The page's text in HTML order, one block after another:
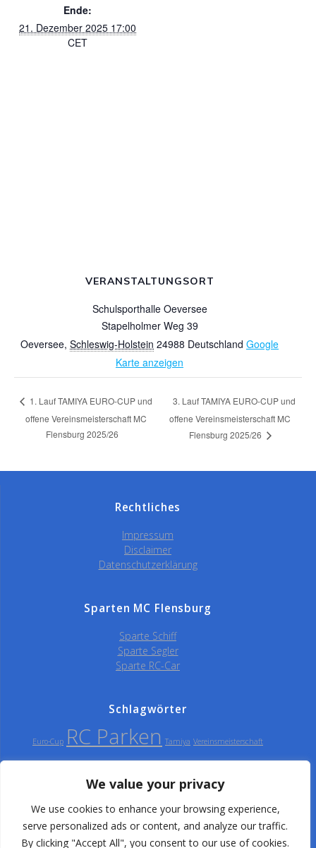
We value your privacy
We use cookies to enhance your browsing experience,
serve personalized ads or content, and analyze our traffic.
By clicking "Accept All", you consent to our use of cookies.
Ende:
21. Dezember 2025 17:00
CET
VERANSTALTUNGSORT
Schulsporthalle Oeversee
Stapelholmer Weg 39
Oeversee, Schleswig-Holstein 24988 Deutschland Google
Karte anzeigen
1. Lauf TAMIYA EURO-CUP und
offene Vereinsmeisterschaft MC
Flensburg 2025/26
3. Lauf TAMIYA EURO-CUP und
offene Vereinsmeisterschaft MC
Flensburg 2025/26
Rechtliches
Impressum
Disclaimer
Datenschutzerklärung
Sparten MC Flensburg
Sparte Schiff
Sparte Segler
Sparte RC-Car
Schlagwörter
Euro-Cup RC Parken Tamiya Vereinsmeisterschaft
Modellclub Flensburg
e.V.